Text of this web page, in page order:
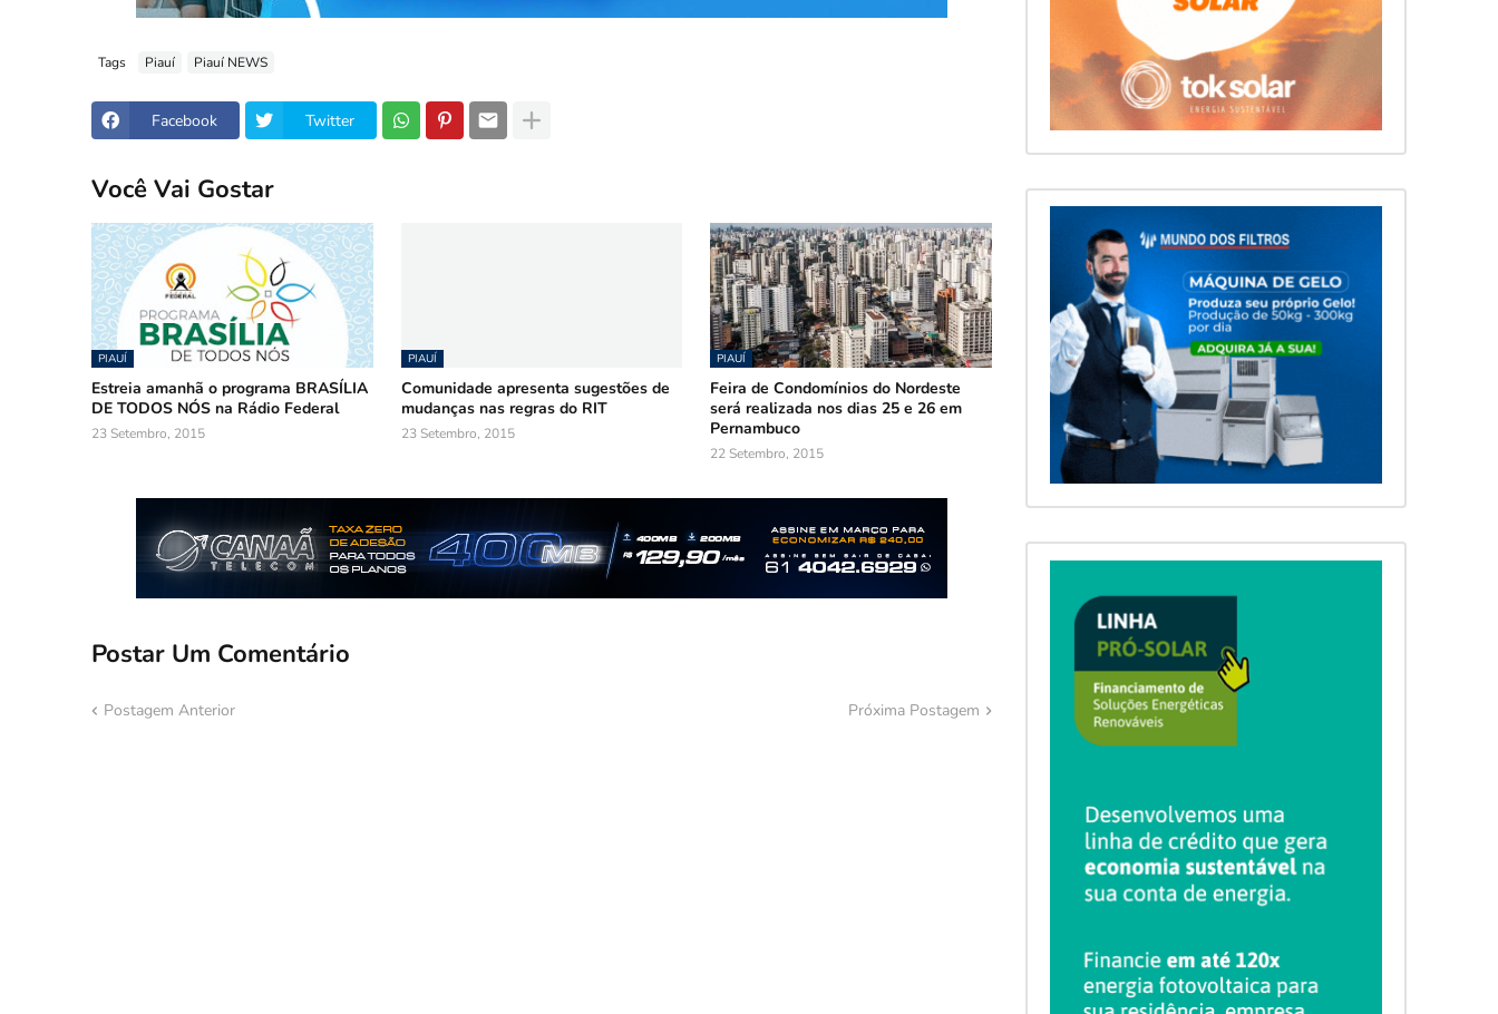
Tags Piauí Piauí NEWS
Facebook Twitter
Você Vai Gostar
PIAUÍ
Estreia amanhã o programa BRASÍLIA
DE TODOS NÓS na Rádio Federal
23 Setembro, 2015
PIAUÍ
Comunidade apresenta sugestões de
mudanças nas regras do RIT
23 Setembro, 2015
PIAUÍ
Feira de Condomínios do Nordeste
será realizada nos dias 25 e 26 em
Pernambuco
22 Setembro, 2015
Postar Um Comentário
Postagem Anterior Próxima Postagem